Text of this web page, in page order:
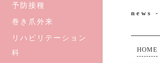
予防接種
巻き爪外来
リハビリテーション
科
news -
HOME